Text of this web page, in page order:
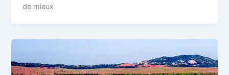
de mieux